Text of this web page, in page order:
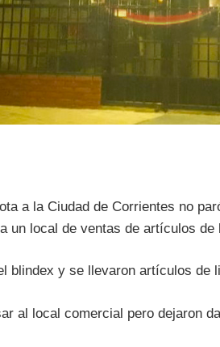
a la Ciudad de Corrientes no
un local de ventas de artículos de
blindex y se llevaron artículos de
al local comercial pero dejaron